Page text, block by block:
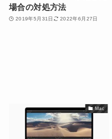
場合の対処方法
2019年5月31日 2022年6月27日
Mac